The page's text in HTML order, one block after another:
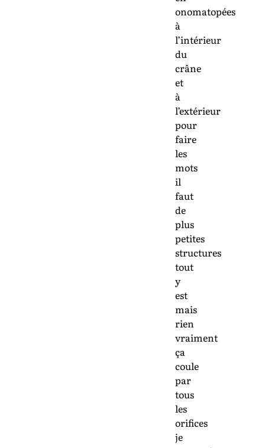
onomatopées
à
l’intérieur
du
crâne
et
à
l’extérieur
pour
faire
les
mots
il
faut
de
plus
petites
structures
tout
y
est
mais
rien
vraiment
ça
coule
par
tous
les
orifices
je